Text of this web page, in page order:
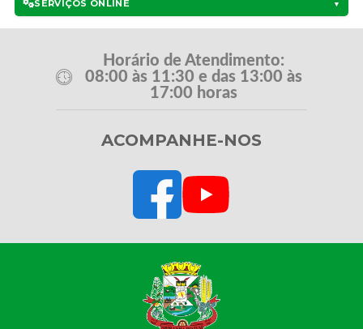
SERVIÇOS ONLINE ▼
Horário de Atendimento:
08:00 às 11:30 e das 13:00 às
17:00 horas
ACOMPANHE-NOS